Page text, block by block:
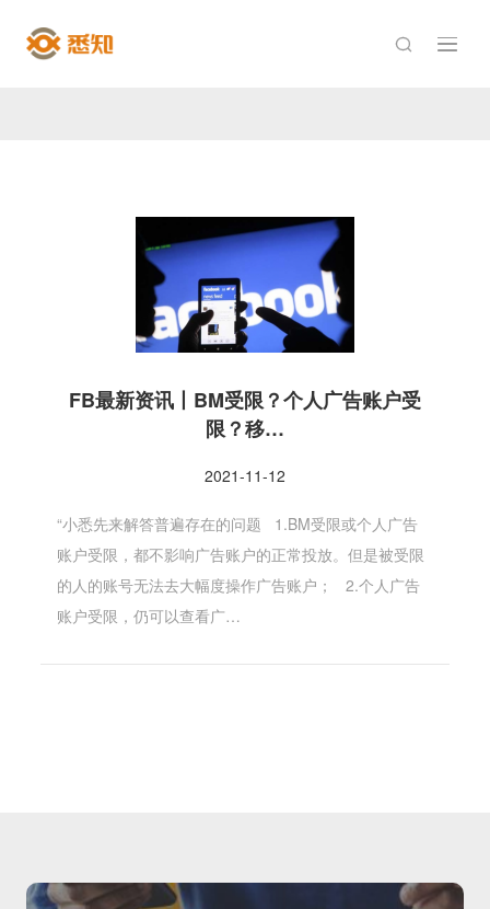

FB最新资讯丨BM受限？个人广告账户受
限？移…
2021-11-12
“小悉先来解答普遍存在的问题 1.BM受限或个人广告
账户受限，都不影响广告账户的正常投放。但是被受限
的人的账号无法去大幅度操作广告账户； 2.个人广告
账户受限，仍可以查看广…